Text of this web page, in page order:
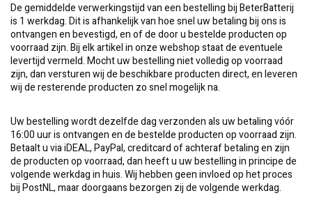
De gemiddelde verwerkingstijd van een bestelling bij BeterBatterij
is 1 werkdag. Dit is afhankelijk van hoe snel uw betaling bij ons is
ontvangen en bevestigd, en of de door u bestelde producten op
voorraad zijn. Bij elk artikel in onze webshop staat de eventuele
levertijd vermeld. Mocht uw bestelling niet volledig op voorraad
zijn, dan versturen wij de beschikbare producten direct, en leveren
wij de resterende producten zo snel mogelijk na.
Uw bestelling wordt dezelfde dag verzonden als uw betaling vóór
16:00 uur is ontvangen en de bestelde producten op voorraad zijn.
Betaalt u via iDEAL, PayPal, creditcard of achteraf betaling en zijn
de producten op voorraad, dan heeft u uw bestelling in principe de
volgende werkdag in huis. Wij hebben geen invloed op het proces
bij PostNL, maar doorgaans bezorgen zij de volgende werkdag.